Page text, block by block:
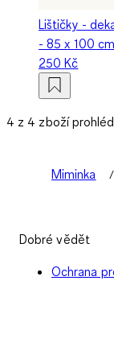
Lištičky -
- 85 x 100 cm
250 Kč
4 z 4 zboží
Miminka
Dobré vědět
Ochrana